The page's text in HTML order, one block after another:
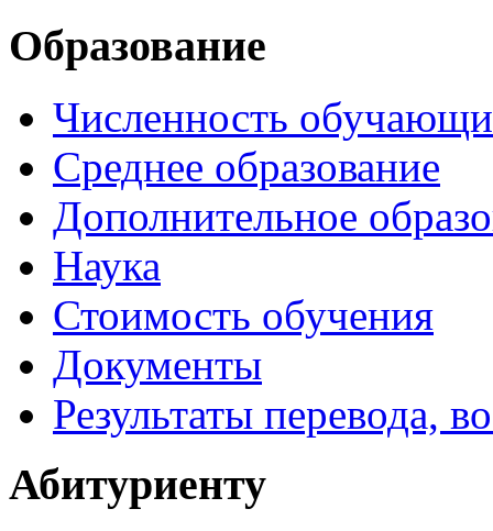
Образование
Численность
Среднее образование
Дополнительное
Наука
Стоимость обучения
Документы
Результаты перевода,
Абитуриенту